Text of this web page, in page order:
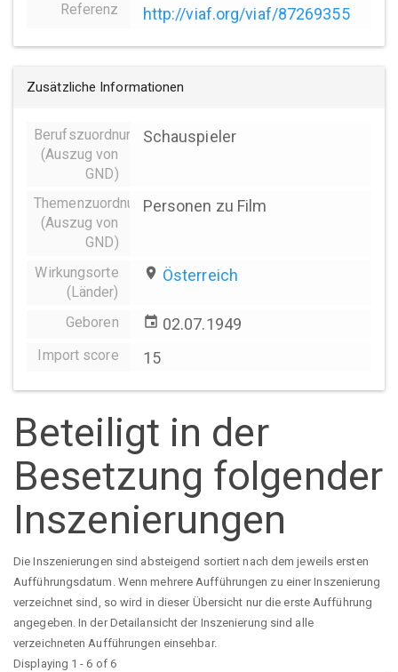
Referenz
http://viaf.org/viaf/87269355
Zusätzliche Informationen
Berufszuordnungen
(Auszug von
GND)
Schauspieler
Themenzuordnung
(Auszug von
GND)
Personen zu Film
Wirkungsorte
(Länder)
place Österreich
Geboren event 02.07.1949
Import score 15
Beteiligt in der
Besetzung folgender
Inszenierungen
Die Inszenierungen sind absteigend sortiert nach dem jeweils ersten
Aufführungsdatum. Wenn mehrere Aufführungen zu einer Inszenierung
verzeichnet sind, so wird in dieser Übersicht nur die erste Aufführung
angegeben. In der Detailansicht der Inszenierung sind alle
verzeichneten Aufführungen einsehbar.
Displaying 1 - 6 of 6